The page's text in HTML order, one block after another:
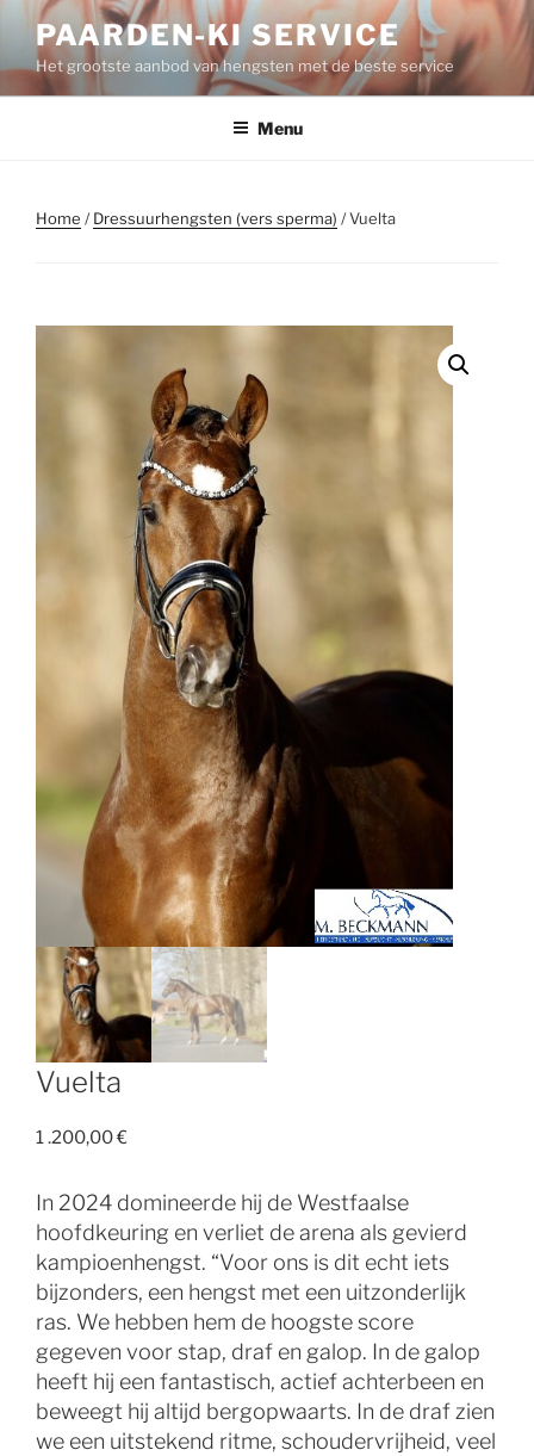
Spring
de
inhoud
PAARDEN-KI SERVICE
Het grootste aanbod van hengsten met de beste service
Menu
Home /Dressuurhengsten (vers sperma) / Vuelta
Vuelta
1 .200,00€
In 2024 domineerde hij de Westfaalse
hoofdkeuring en verliet de arena als gevierd
kampioenhengst. “Voor ons is dit echt iets
bijzonders, een hengst met een uitzonderlijk
ras. We hebben hem de hoogste score
gegeven voor stap, draf en galop. In de galop
heeft hij een fantastisch, actief achterbeen en
beweegt hij altijd bergopwaarts. In de draf zien
we een uitstekend ritme, schoudervrijheid, veel